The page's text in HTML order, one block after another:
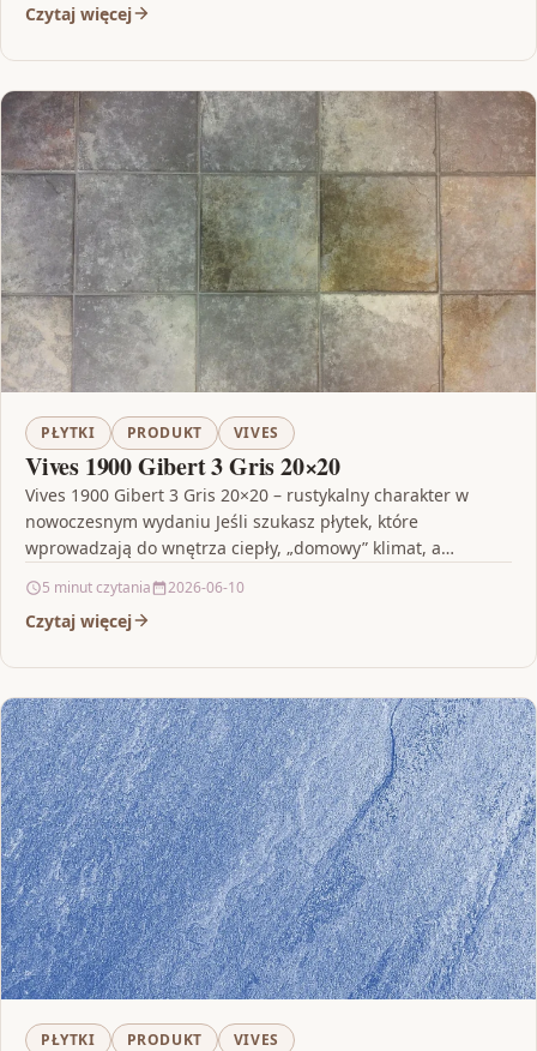
Czytaj więcej
PŁYTKI PRODUKT VIVES
Vives 1900 Gibert 3 Gris 20×20
Vives 1900 Gibert 3 Gris 20×20 – rustykalny charakter w
nowoczesnym wydaniu Jeśli szukasz płytek, które
wprowadzają do wnętrza ciepły, „domowy” klimat, a
5 minut czytania 2026-06-10
Czytaj więcej
PŁYTKI PRODUKT VIVES